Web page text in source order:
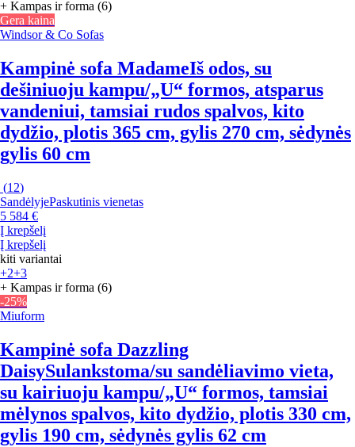
+ Kampas ir forma (6)
Gera kaina
Windsor & Co Sofas
Kampinė sofa MadameIš odos, su
dešiniuoju kampu/„U“ formos, atsparus
vandeniui, tamsiai rudos spalvos, kito
dydžio, plotis 365 cm, gylis 270 cm, sėdynės
gylis 60 cm
(12)
SandėlyjePaskutinis vienetas
5 584 €
Į krepšelį
Į krepšelį
kiti variantai
+2+3
+ Kampas ir forma (6)
-25%
Miuform
Kampinė sofa Dazzling
DaisySulankstoma/su sandėliavimo vieta,
su kairiuoju kampu/„U“ formos, tamsiai
mėlynos spalvos, kito dydžio, plotis 330 cm,
gylis 190 cm, sėdynės gylis 62 cm